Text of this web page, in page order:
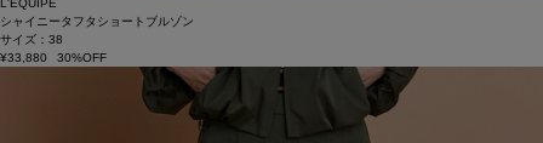
L'EQUIPE
シャイニータフタショートブルゾン
サイズ：38
¥33,880
30%OFF